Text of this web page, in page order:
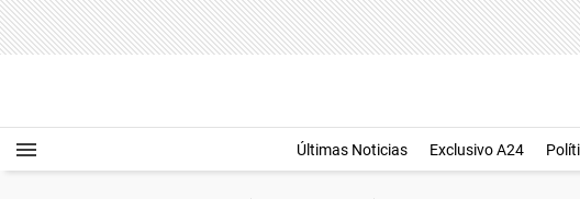
Últimas Noticias Exclusivo A24